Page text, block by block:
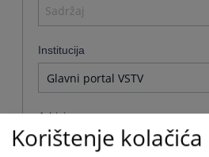
Institucija
Glavni portal VSTV
Arhivirana
Ne
Korištenje kolačića